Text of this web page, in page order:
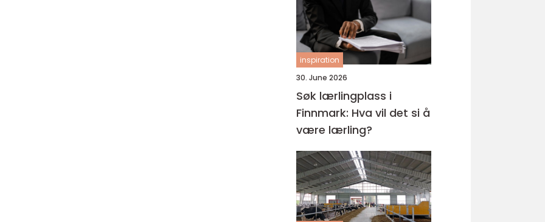
inspiration
30. June 2026
Søk lærlingplass i
Finnmark: Hva vil det si å
være lærling?